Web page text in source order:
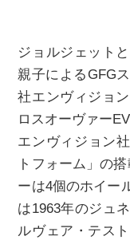
ジョルジェット
親子によるGFG
社エンヴィジョ
ロスオーヴァー
エンヴィジョン
トフォーム」の
ーは4個のホイー
は1963年のジュ
ルヴェア・テス